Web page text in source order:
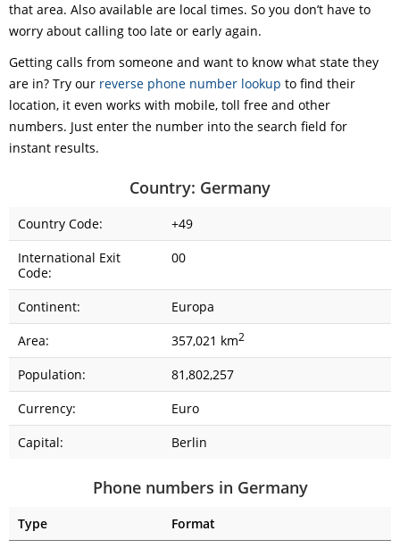
that area. Also available are local times. So you don’t have to
worry about calling too late or early again.
Getting calls from someone and want to know what state they
are in? Try our reverse phone number lookup to find their
location, it even works with mobile, toll free and other
numbers. Just enter the number into the search field for
instant results.
Country: Germany
Country Code:
+49
International Exit
Code:
00
Continent:
Europa
Area:
357,021 km2
Population:
81,802,257
Currency:
Euro
Capital:
Berlin
Phone numbers in Germany
Type
Format